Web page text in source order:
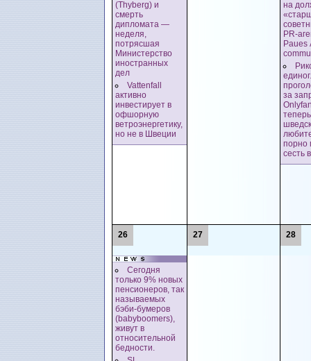
(Thyberg) и
смерть
дипломата —
неделя,
потрясшая
Министерство
иностранных
дел
Vattenfall
активно
инвестирует в
офшорную
ветроэнергетику,
но не в Швеции
на
PR-
Paues
за
теперь
порно
сесть
26
Сегодня
только 9% новых
пенсионеров, так
называемых
бэби-бумеров
(babyboomers),
живут в
относительной
бедности.
27 28